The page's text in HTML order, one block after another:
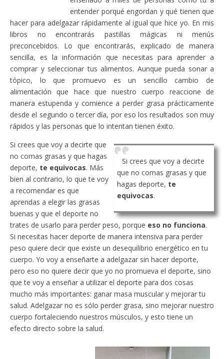
entender porqué engordan y qué tienen que
hacer para adelgazar rápidamente al igual que hice yo. En mis
libros no encontrarás pastillas mágicas ni menús
preconcebidos. Lo que encontrarás, explicado de manera
sencilla, es la información que necesitas para aprender a
comprar y seleccionar tus alimentos. Aunque pueda sonar a
tópico, lo que promuevo es un sencillo cambio de
alimentación que hace que nuestro cuerpo reaccione de
manera estupenda y comience a perder grasa prácticamente
desde el segundo o tercer día, por eso los resultados son muy
rápidos y las personas que lo intentan tienen éxito.
Si crees que voy a decirte
que no comas grasas y que
hagas deporte, te
equivocas.
Si crees que voy a decirte que
no comas grasas y que hagas
deporte, te equivocas. Más
bien al contrario, lo que te voy
a recomendar es que
aprendas a elegir las grasas
buenas y que el deporte no
trates de usarlo para perder peso, porque eso no funciona.
Si necesitas hacer deporte de manera intensiva para perder
peso quiere decir que existe un desequilibrio energético en tu
cuerpo. Yo voy a enseñarte a adelgazar sin hacer deporte,
pero eso no quiere decir que yo no promueva el deporte, sino
que te voy a enseñar a utilizar el deporte para dos cosas
mucho más importantes: ganar masa muscular y mejorar tu
salud. Adelgazar no es sólo perder grasa, sino mejorar nuestro
cuerpo fortaleciendo nuestros músculos, y esto tiene un
efecto directo sobre la salud.